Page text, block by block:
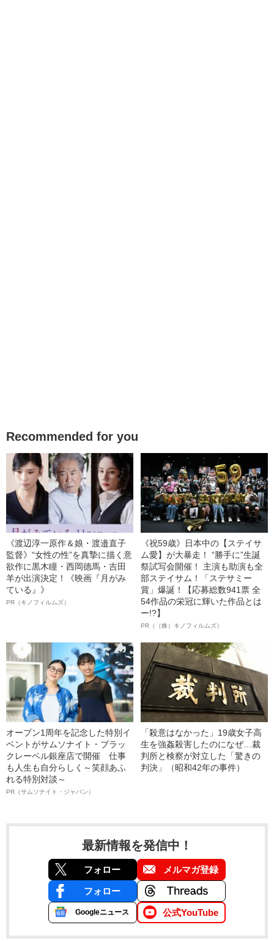
Recommended for you
《渡辺淳一原作＆娘・渡邉直子
監督》“女性の性”を真摯に描く意
欲作に黒木瞳・西岡德馬・吉田
羊が出演決定！《映画『月がみ
ている』》
PR（キノフィルムズ）
《祝59歳》日本中の【ステイサ
ム愛】が大暴走！ “勝手に”生誕
祭試写会開催！ 主演も助演も全
部ステイサム！「ステサミー
賞」爆誕！【応募総数941票 全
54作品の栄冠に輝いた作品とは
ー!?】
PR（（株）キノフィルムズ）
オープン1周年を記念した特別イ
ベントがサムソナイト・ブラッ
クレーベル銀座店で開催 仕事
も人生も自分らしく～笑顔あふ
れる特別対談～
PR（サムソナイト・ジャパン）
「殺意はなかった」19歳女子高
生を強姦殺害したのになぜ…裁
判所と検察が対立した「驚きの
判決」（昭和42年の事件）
最新情報を発信中！
フォロー メルマガ登録
フォロー
Googleニュース 公式YouTube